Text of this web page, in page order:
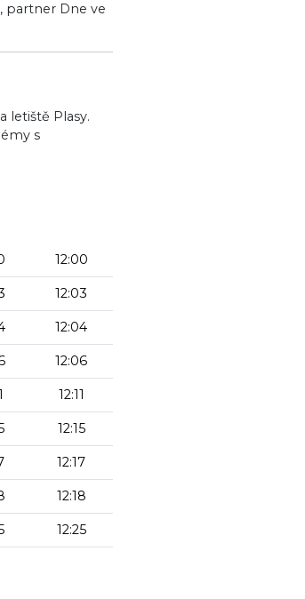
partner Dne ve
letiště Plasy.
s
12:00
12:03
12:04
12:06
12:11
12:15
12:17
12:18
12:25